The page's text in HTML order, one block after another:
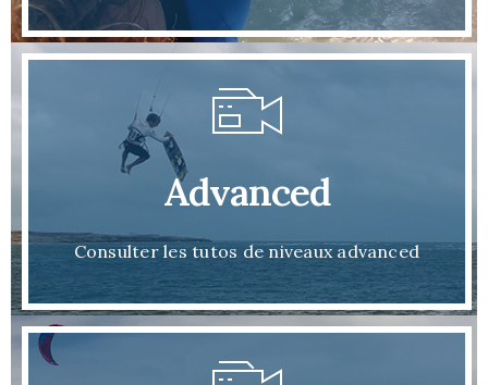
Advanced
Consulter les tutos de niveaux advanced